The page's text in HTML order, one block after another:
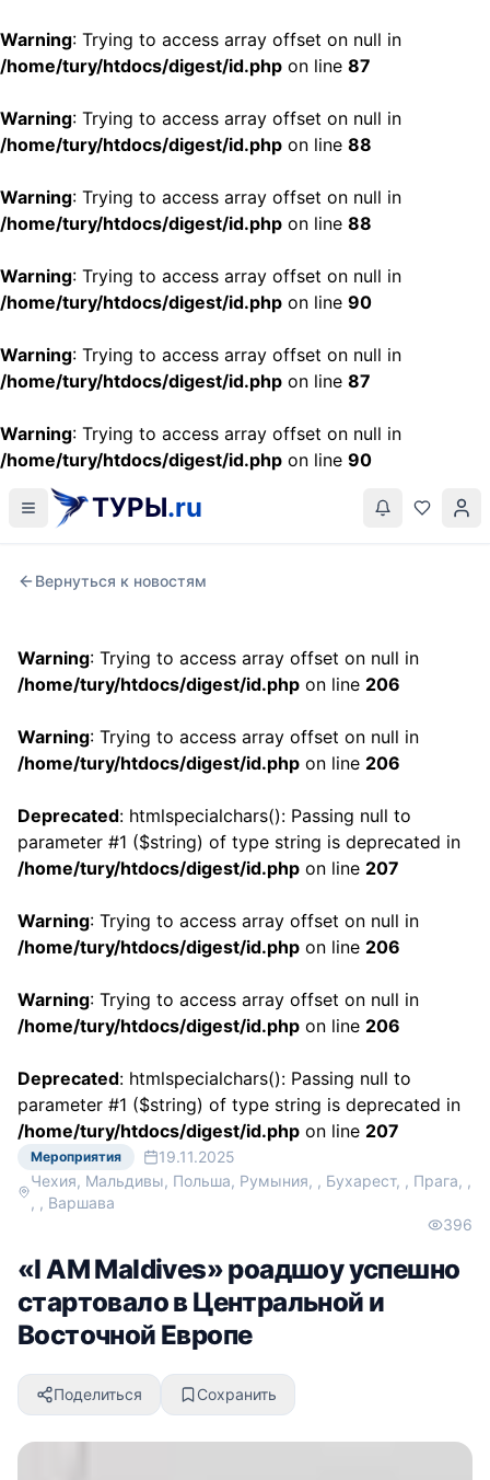
Warning: Trying to access array offset on null in
/home/tury/htdocs/digest/id.php on line 87
Warning: Trying to access array offset on null in
/home/tury/htdocs/digest/id.php on line 88
Warning: Trying to access array offset on null in
/home/tury/htdocs/digest/id.php on line 88
Warning: Trying to access array offset on null in
/home/tury/htdocs/digest/id.php on line 90
Warning: Trying to access array offset on null in
/home/tury/htdocs/digest/id.php on line 87
Warning: Trying to access array offset on null in
/home/tury/htdocs/digest/id.php on line 90
ТУРЫ.ru
Вернуться к новостям
Warning: Trying to access array offset on null in
/home/tury/htdocs/digest/id.php on line 206
Warning: Trying to access array offset on null in
/home/tury/htdocs/digest/id.php on line 206
Deprecated: htmlspecialchars(): Passing null to
parameter #1 ($string) of type string is deprecated in
/home/tury/htdocs/digest/id.php on line 207
Warning: Trying to access array offset on null in
/home/tury/htdocs/digest/id.php on line 206
Warning: Trying to access array offset on null in
/home/tury/htdocs/digest/id.php on line 206
Deprecated: htmlspecialchars(): Passing null to
parameter #1 ($string) of type string is deprecated in
/home/tury/htdocs/digest/id.php on line 207
Мероприятия
19.11.2025
Чехия, Мальдивы, Польша, Румыния, , Бухарест, , Прага, ,
, , Варшава
396
«I AM Maldives» роадшоу успешно
стартовало в Центральной и
Восточной Европе
Поделиться Сохранить